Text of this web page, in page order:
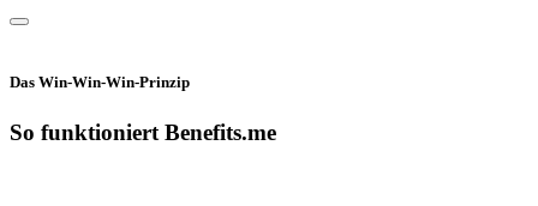
Das Win-Win-Win-Prinzip
So funktioniert Benefits.me